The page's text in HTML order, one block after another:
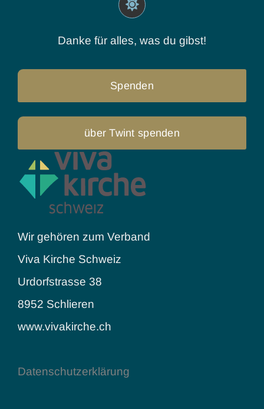
Danke für alles, was du gibst!
Spenden
über Twint spenden
Wir gehören zum Verband
Viva Kirche Schweiz
Urdorfstrasse 38
8952 Schlieren
www.vivakirche.ch
Datenschutzerklärung